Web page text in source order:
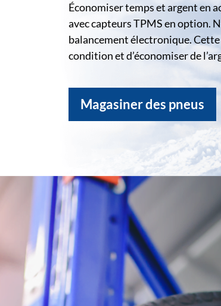
Économiser temps et argent en
avec capteurs TPMS en option.
balancement électronique.
condition et d’économiser de
Magasiner des pneus